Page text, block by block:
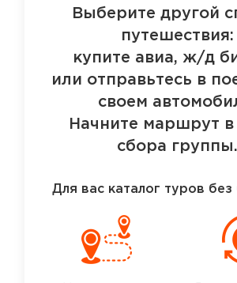
Выберите другой
путешествия:
купите авиа, ж/д
или отправьтесь в
своем
Начните маршрут в
сбора группы.
Для вас каталог туров без